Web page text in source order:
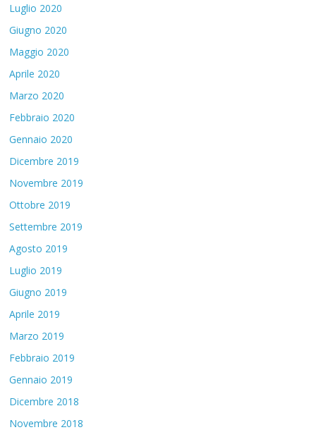
Luglio 2020
Giugno 2020
Maggio 2020
Aprile 2020
Marzo 2020
Febbraio 2020
Gennaio 2020
Dicembre 2019
Novembre 2019
Ottobre 2019
Settembre 2019
Agosto 2019
Luglio 2019
Giugno 2019
Aprile 2019
Marzo 2019
Febbraio 2019
Gennaio 2019
Dicembre 2018
Novembre 2018